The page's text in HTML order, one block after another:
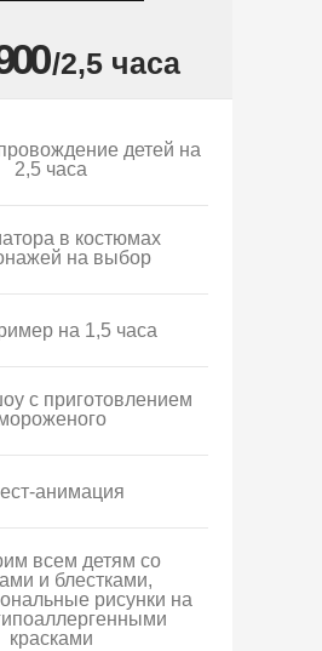
/2,5 часа
детей на
2,5 часа
в костюмах
на выбор
на 1,5 часа
с приготовлением
анимация
всем детям со
и блестками,
рисунки на
красками